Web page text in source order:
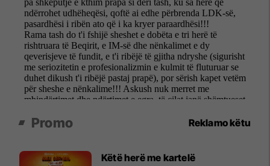
Promo Reklamo këtu
Këtë herë me kartelë